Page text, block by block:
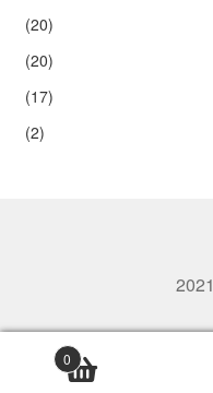
(20)
(20)
(17)
(2)
0